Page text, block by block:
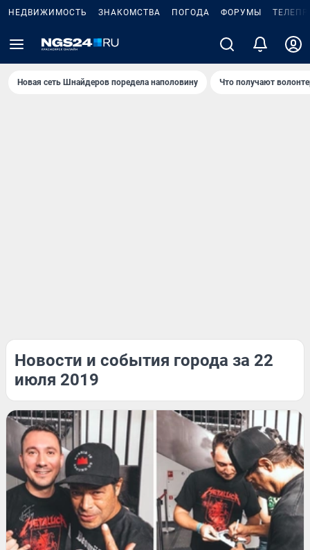
НЕДВИЖИМОСТЬ ЗНАКОМСТВА ПОГОДА ФОРУМЫ
Новая сеть Шнайдеров поредела наполовину Что получают
Новости и события города за 22
июля 2019